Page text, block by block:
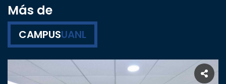
Más de
CAMPUSUANL